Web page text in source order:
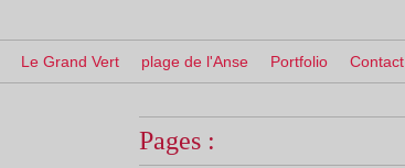
Le Grand Vert plage de l'Anse Portfolio Contact
Pages :